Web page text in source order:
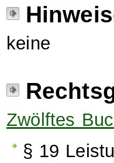
keine
Zwölftes
§ 19